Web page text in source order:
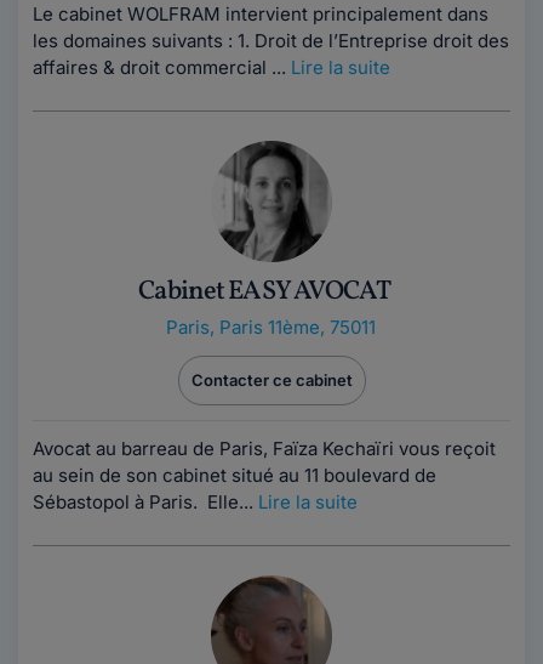
Le cabinet WOLFRAM intervient principalement dans
les domaines suivants : 1. Droit de l’Entreprise droit des
affaires & droit commercial ... Lire la suite
Cabinet EASY AVOCAT
Paris, Paris 11ème, 75011
Contacter ce cabinet
Avocat au barreau de Paris, Faïza Kechaïri vous reçoit
au sein de son cabinet situé au 11 boulevard de
Sébastopol à Paris. Elle... Lire la suite